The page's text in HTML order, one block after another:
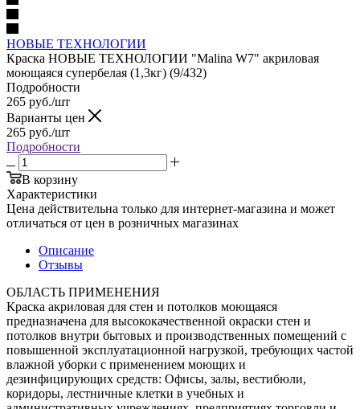
НОВЫЕ ТЕХНОЛОГИИ
Краска НОВЫЕ ТЕХНОЛОГИИ "Malina W7" акриловая
моющаяся супербелая (1,3кг) (9/432)
Подробности
265 руб./шт
Варианты цен
265 руб./шт
Подробности
В корзину
Характеристики
Цена действительна только для интернет-магазина и может
отличаться от цен в розничных магазинах
Описание
Отзывы
ОБЛАСТЬ ПРИМЕНЕНИЯ
Краска акриловая для стен и потолков моющаяся
предназначена для высококачественной окраски стен и
потолков внутри бытовых и производственных помещений с
повышенной эксплуатационной нагрузкой, требующих частой
влажной уборки с применением моющих и
дезинфицирующих средств: Офисы, залы, вестибюли,
коридоры, лестничные клетки в учебных и